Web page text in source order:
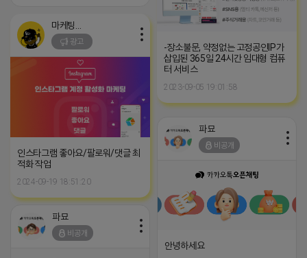
-장소불문, 약정없는 고정공인IP가
삽입된 365일 24시간 임대형 컴퓨
터 서비스
2023-09-05 19:01:58
광고
인스타그램 좋아요/팔로워/댓글 최
적화 작업
2024-09-19 18:51:20
파묘
비공개
안녕하세요
파묘
비공개